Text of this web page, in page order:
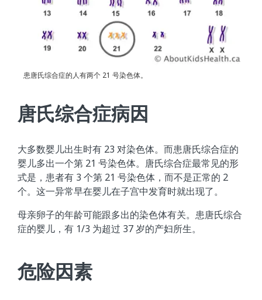
患唐氏综合症的人有两个 21 号染色体。
唐氏综合症病因
大多数婴儿出生时有 23 对染色体。而患唐氏综合症的
婴儿多出一个第 21 号染色体。唐氏综合症最常见的形
式是，患者有 3 个第 21 号染色体，而不是正常的 2
个。这一异常早在婴儿在子宫中发育时就出现了。
母亲卵子的年龄可能跟多出的染色体有关。患唐氏综合
症的婴儿，有 1/3 为超过 37 岁的产妇所生。
危险因素